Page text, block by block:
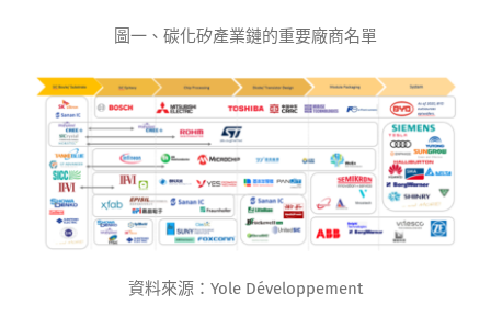
圖一、碳化矽產業鏈的重要廠商名單
資料來源：Yole Développement